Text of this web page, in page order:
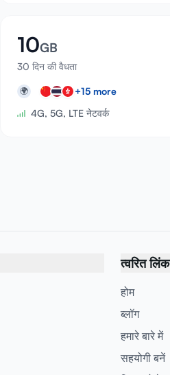
10GB
30 दिन की वैधता
🌍 +15 more
4G, 5G, LTE नेटवर्क
त्वरित लिंक
होम
ब्लॉग
हमारे बारे में
सहयोगी बनें